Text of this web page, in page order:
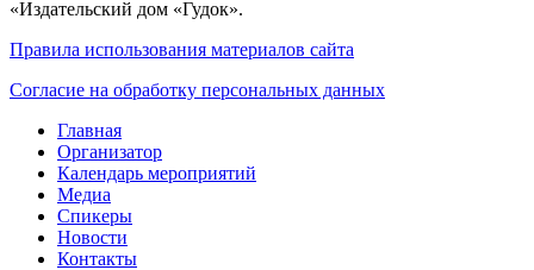
«Издательский дом «Гудок».
Правила использования материалов сайта
Согласие на обработку персональных данных
Главная
Организатор
Календарь мероприятий
Медиа
Спикеры
Новости
Контакты